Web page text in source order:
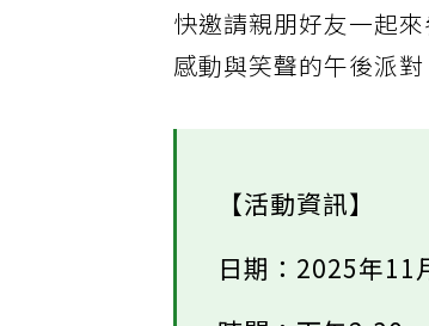
快邀請親朋好友一起
感動與笑聲的午後派對
【活動資訊】
日期：2025年11